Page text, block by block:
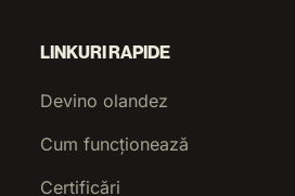
LINKURI RAPIDE
Devino olandez
Cum funcționează
Certificări